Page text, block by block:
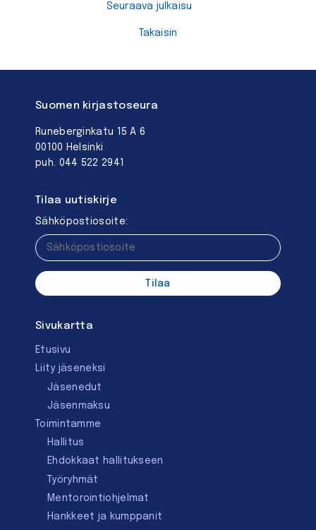
Takaisin
Seuraava julkaisu
Suomen kirjastoseura
Runeberginkatu 15 A 6
00100 Helsinki
puh. 044 522 2941
Tilaa uutiskirje
Sähköpostiosoite:
Sivukartta
Etusivu
Liity jäseneksi
Jäsenedut
Jäsenmaksu
Toimintamme
Hallitus
Ehdokkaat hallitukseen
Työryhmät
Mentorointi­ohjelmat
Hankkeet ja kumppanit